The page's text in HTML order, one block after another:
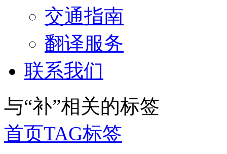
交通指南
翻译服务
联系我们
与“补”相关的标签
首页TAG标签